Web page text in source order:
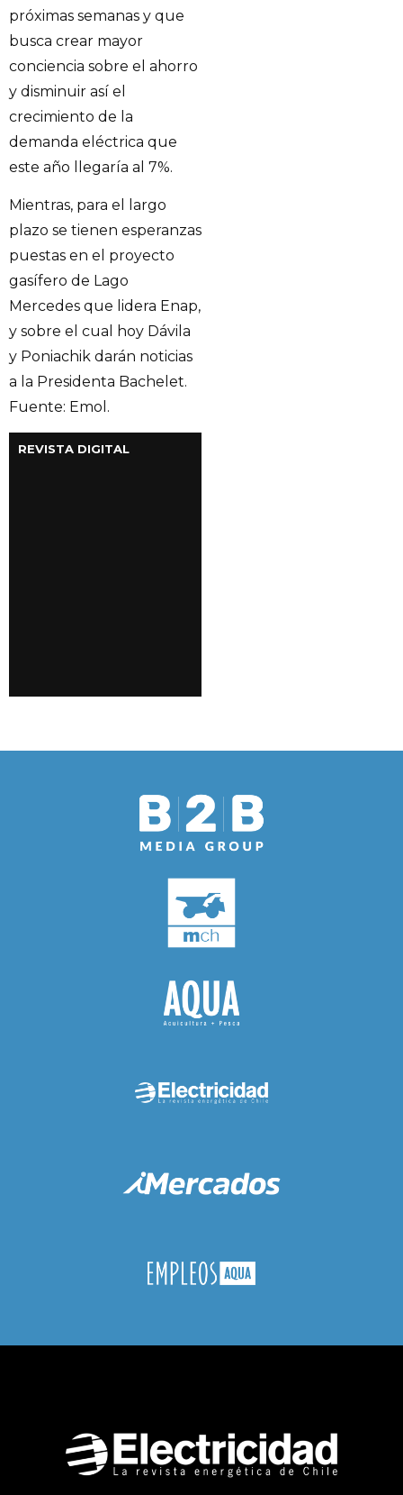
próximas semanas y que
busca crear mayor
conciencia sobre el ahorro
y disminuir así el
crecimiento de la
demanda eléctrica que
este año llegaría al 7%.
Mientras, para el largo
plazo se tienen esperanzas
puestas en el proyecto
gasífero de Lago
Mercedes que lidera Enap,
y sobre el cual hoy Dávila
y Poniachik darán noticias
a la Presidenta Bachelet.
Fuente: Emol.
REVISTA DIGITAL